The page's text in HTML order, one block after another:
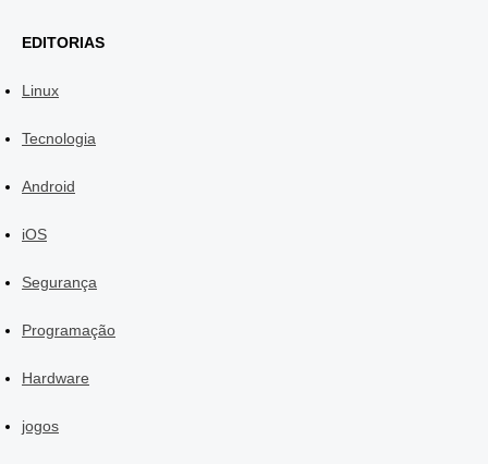
EDITORIAS
Linux
Tecnologia
Android
iOS
Segurança
Programação
Hardware
jogos